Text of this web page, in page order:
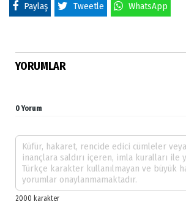
Paylaş Tweetle WhatsApp
YORUMLAR
0 Yorum